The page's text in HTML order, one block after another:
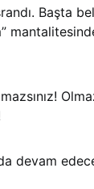
Başta
devam